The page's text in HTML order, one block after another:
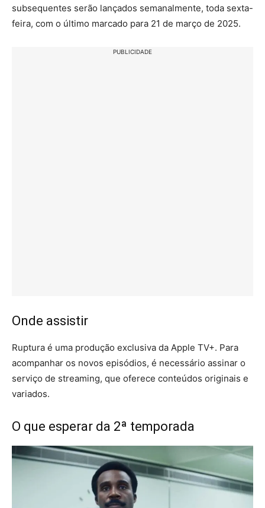
subsequentes serão lançados semanalmente, toda sexta-
feira, com o último marcado para 21 de março de 2025.
PUBLICIDADE
Onde assistir
Ruptura é uma produção exclusiva da Apple TV+. Para
acompanhar os novos episódios, é necessário assinar o
serviço de streaming, que oferece conteúdos originais e
variados.
O que esperar da 2ª temporada